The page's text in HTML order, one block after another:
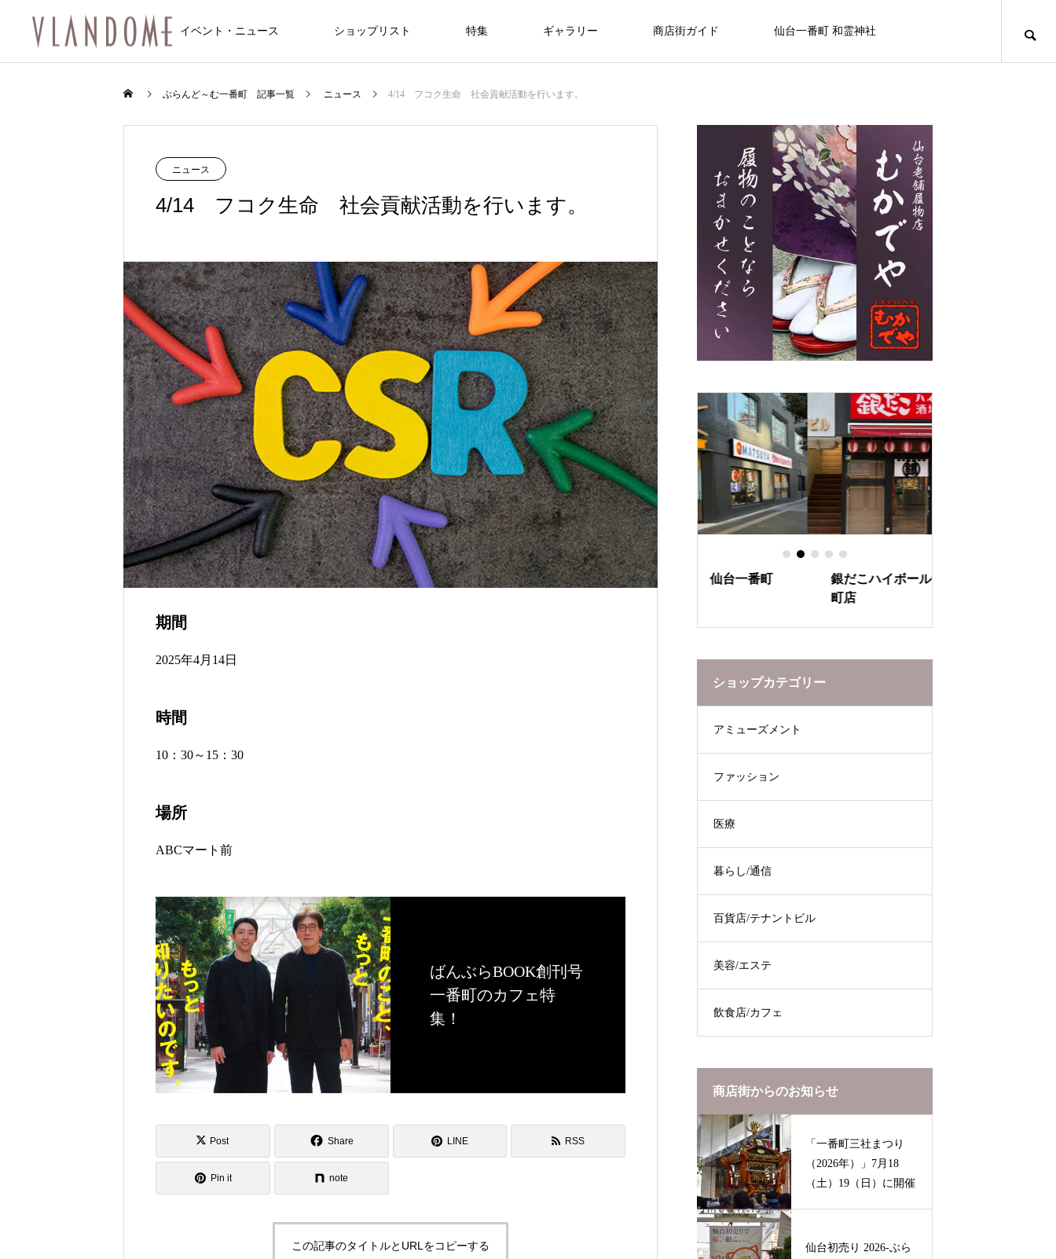
イベント・ニュース ショップリスト 特集 ギャラリー 商店街ガイド 仙台一番町 和霊神社
NEW
8/6～8/8 仙台七夕まつり開催のお知
らせ
2026.08.01
8/1・8/2・8/9 ぶらんど～む一番町ス
トリートピアノ
2026.08.01
8/20日（木） フコク生命 社会貢献
活動を行います。
NEW
8/6～8/8 仙台七夕まつり開催のお知
らせ
2026.08.01
3.11希望プロジェクト2026
2026.03.01
仙台初売り情報 2026
2025.12.27
feel 6 仙台店
2026.01.10
oomiya 仙台店
2025.03.18
OSHMAN’S 仙台店
2024.10.05
松屋食堂 松のや 仙台一番町店
2025.12.20
銀だこハイボール酒場 仙台一番町店
2025.12.20
カフェ＆バー ユーフォリア
2025.11.08
Une fleur (アンフルール 仙台店)
2025.11.08
ラブフェイス
2024.07.15
白牡丹
2024.07.15
マシンピラティス 仙台一番町Two Thr
ee
2024.12.20
DANCESTUDIO Endo
2024.09.25
セブンイレブン
2024.09.25
サンドラッグ仙台一番町店
2024.09.29
一番町耳鼻科
2024.09.29
せんだい皮膚科医院
2024.09.29
トレカ道楽 仙台駅前アーケード店
2025.12.20
快活CLUB仙台一番町ぶらんどーむ店
2025.11.08
カラオケマック 仙台一番町店
2025.03.21
アクア2ビル
2025.12.14
アクアビル
2025.12.14
BELLAⅡビル
2024.09.15
10
【ジュエリー】一番町で見つける、“想いが
残る”特別な贈り物
09
特別な贈り物に、仙台で腕時計を買うなら
——はじめてでも安心の２つのお店
FEATURE
10
なぜ一番町に神社があるの？和霊神社・遷座
の秘密
を探すなら？おすすめギフトガイド
【屋上から地上へ】一番町の“はじま
り”が帰ってきました ― 和霊神社 遷座
ライフスタイル
初売りは仙台の“文化”
ライフスタイル
「秋」の街で見つける、小さなときめき
とあたたかさ
ぶらんど～む一番町 記事一覧 ニュース 4/14 フコク生命 社会貢献活動を行います。
ニュース
4/14 フコク生命 社会貢献活動を行います。
期間
2025年4月14日
時間
10：30～15：30
場所
ABCマート前
ばんぶらBOOK創刊号
一番町のカフェ特
集！
Post Share LINE RSS
Pin it note
この記事のタイトルとURLをコピーする
世界の山ちゃん仙台一番町店
松屋食堂 松のや 仙台一番町
銀だこハイボール酒場 仙台一番
ショップカテゴリー
アミューズメント
ファッション
医療
暮らし/通信
百貨店/テナントビル
美容/エステ
飲食店/カフェ
商店街からのお知らせ
「一番町三社まつり
（2026年）」7月18
（土）19（日）に開催
仙台初売り 2026-ぶら